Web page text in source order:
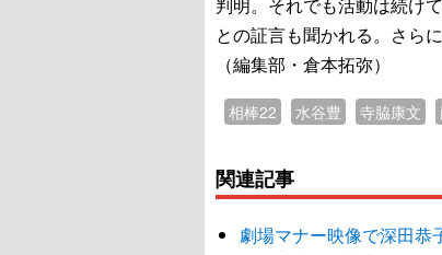
との証言も聞かれる。さら
（編集部・倉本拓弥）
相棒22 水谷豊 寺脇康文
関連記事
劇場マナー映像で深田恭